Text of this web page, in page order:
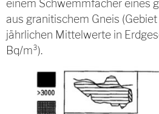
einem Schwemmfächer eines
aus granitischem Gneis
jährlichen Mittelwerte in
Bq/m³).